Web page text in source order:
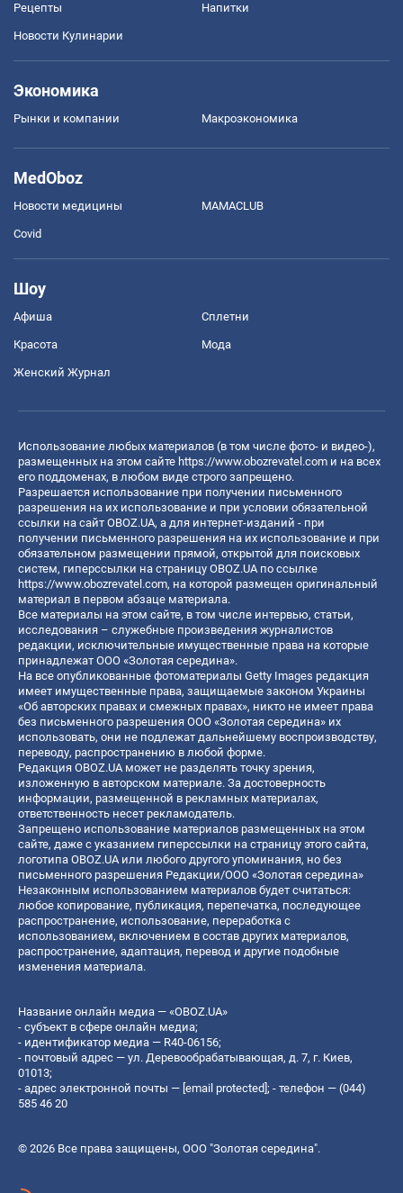
Рецепты Напитки
Новости Кулинарии
Экономика
Рынки и компании Mакроэкономика
MedOboz
Новости медицины MAMACLUB
Covid
Шоу
Афиша Сплетни
Красота Мода
Женский Журнал
Использование любых материалов (в том числе фото- и видео-),
размещенных на этом сайте https://www.obozrevatel.com и на всех
его поддоменах, в любом виде строго запрещено.
Разрешается использование при получении письменного
разрешения на их использование и при условии обязательной
ссылки на сайт OBOZ.UA, а для интернет-изданий - при
получении письменного разрешения на их использование и при
обязательном размещении прямой, открытой для поисковых
систем, гиперссылки на страницу OBOZ.UA по ссылке
https://www.obozrevatel.com, на которой размещен оригинальный
материал в первом абзаце материала.
Все материалы на этом сайте, в том числе интервью, статьи,
исследования – служебные произведения журналистов
редакции, исключительные имущественные права на которые
принадлежат ООО «Золотая середина».
На все опубликованные фотоматериалы Getty Images редакция
имеет имущественные права, защищаемые законом Украины
«Об авторских правах и смежных правах», никто не имеет права
без письменного разрешения ООО «Золотая середина» их
использовать, они не подлежат дальнейшему воспроизводству,
переводу, распространению в любой форме.
Редакция OBOZ.UA может не разделять точку зрения,
изложенную в авторском материале. За достоверность
информации, размещенной в рекламных материалах,
ответственность несет рекламодатель.
Запрещено использование материалов размещенных на этом
сайте, даже с указанием гиперссылки на страницу этого сайта,
логотипа OBOZ.UA или любого другого упоминания, но без
письменного разрешения Редакции/ООО «Золотая середина»
Незаконным использованием материалов будет считаться:
любое копирование, публикация, перепечатка, последующее
распространение, использование, переработка с
использованием, включением в состав других материалов,
распространение, адаптация, перевод и другие подобные
изменения материала.
Название онлайн медиа — «OBOZ.UA»
- субъект в сфере онлайн медиа;
- идентификатор медиа — R40-06156;
- почтовый адрес — ул. Деревообрабатывающая, д. 7, г. Киев,
01013;
- адрес электронной почты — [email protected] ; - телефон — (044)
585 46 20
© 2026 Все права защищены, ООО "Золотая середина".